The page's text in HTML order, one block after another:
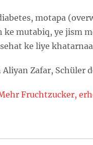
motapa
ke mutabiq, ye jism
ke liye
Zafar, Schüler
Fruchtzucker,